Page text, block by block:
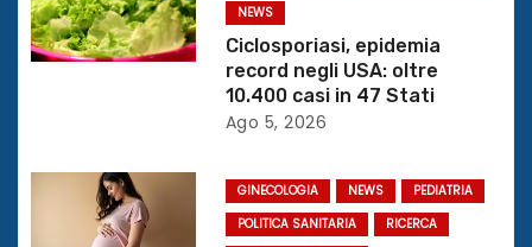
o
n
a
NEWS
Ciclosporiasi, epidemia
record negli USA: oltre
10.400 casi in 47 Stati
Ago 5, 2026
GINECOLOGIA NEWS
PEDIATRIA
POLITICA SANITARIA
RICERCA